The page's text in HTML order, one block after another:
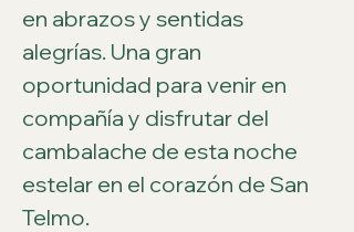
en abrazos y sentidas
alegrías. Una gran
oportunidad para venir en
compañía y disfrutar del
cambalache de esta noche
estelar en el corazón de San
Telmo.